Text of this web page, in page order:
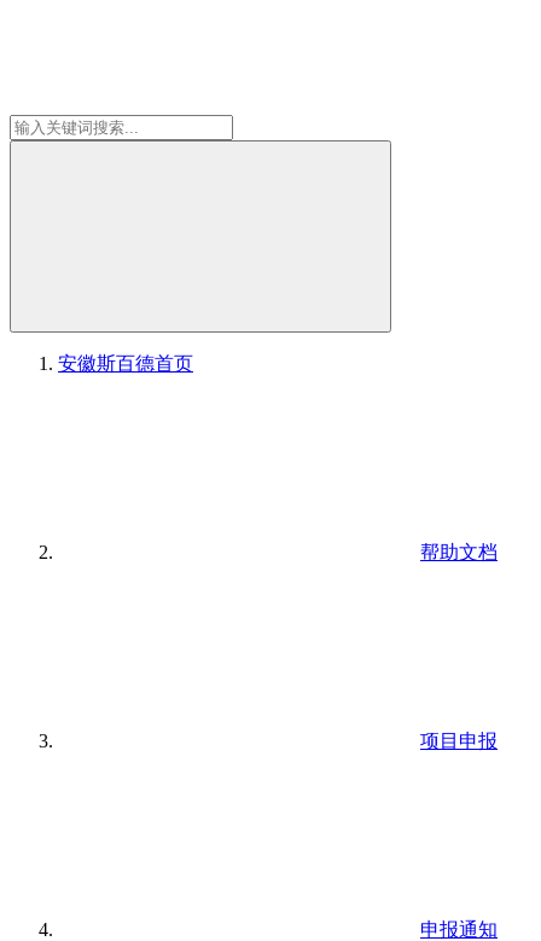
安徽斯百德首页
帮助文档
项目申报
申报通知